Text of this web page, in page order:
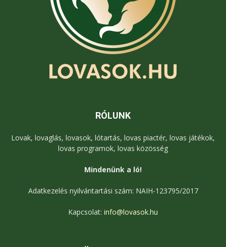
RÓLUNK
Lovak, lovaglás, lovasok, lótartás, lovas piactér, lovas játékok,
lovas programok, lovas közösség
Mindenünk a ló!
Adatkezelés nyilvántartási szám: NAIH-123795/2017
Kapcsolat: info@lovasok.hu